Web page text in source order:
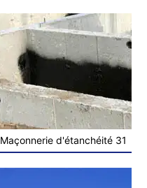
Maçonnerie d'étanchéité 31